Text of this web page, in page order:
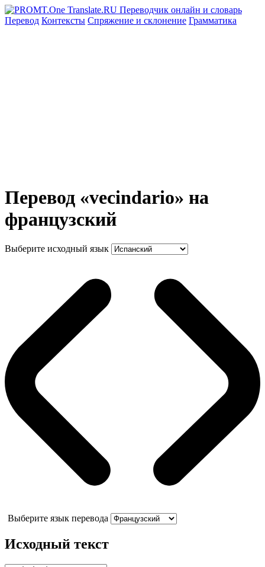
Перевод Контексты Спряжение и склонение Грамматика
Перевод «vecindario» на
французский
Выберите исходный язык
Выберите язык перевода
Исходный текст